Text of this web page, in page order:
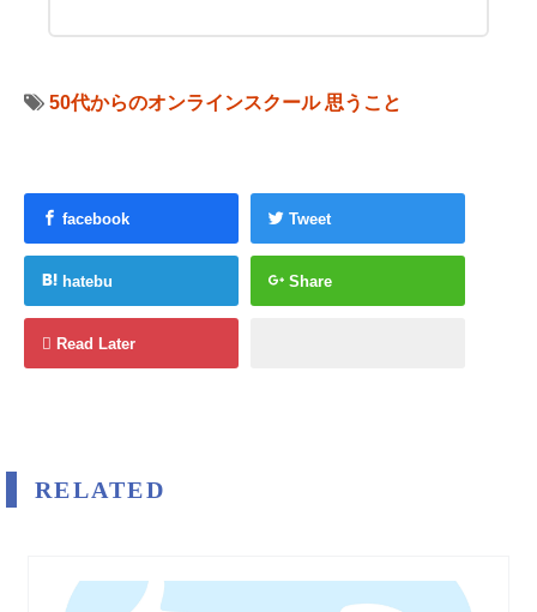
50代からのオンラインスクール 思うこと
facebook Tweet
hatebu Share
Read Later
RELATED